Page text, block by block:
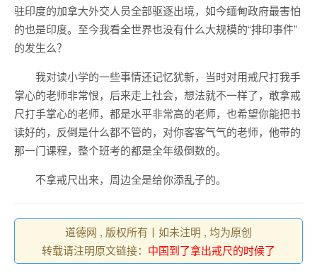
驻印度的加拿大外交人员全部驱逐出境，如今缅甸政府最害怕
的也是印度。至今我看全世界也没有什么大规模的“排印事件”
的发生么？
我对读小学的一些事情还记忆犹新，当时对用戒尺打我手
掌心的老师非常恨，后来走上社会，想法就不一样了，敢拿戒
尺打手掌心的老师，都是水平非常高的老师，也希望你能把书
读好的，反倒是什么都不管的，对你客客气气的老师，他带的
那一门课程，整个班考的都是全年级倒数的。
不拿戒尺出来，周边全是给你添乱子的。
道德网 , 版权所有丨如未注明 , 均为原创
转载请注明原文链接： 中国到了拿出戒尺的时候了